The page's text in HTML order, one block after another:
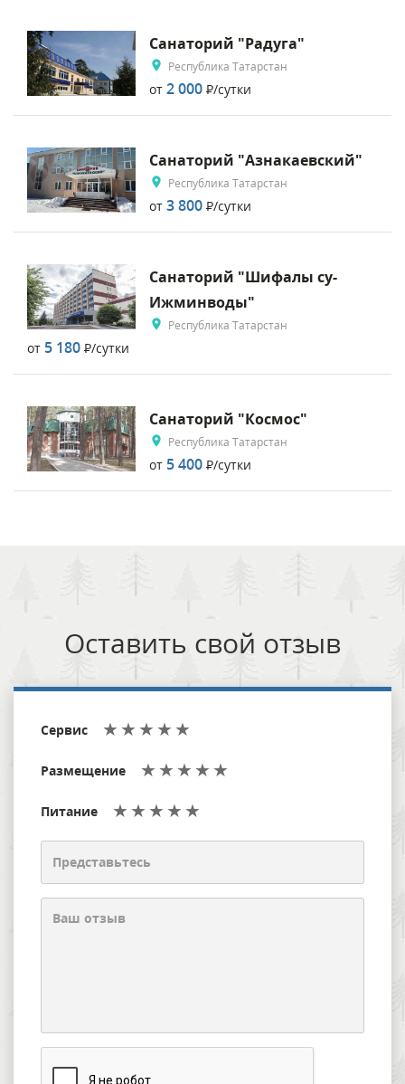
Санаторий "Радуга"
Республика Татарстан
от 2 000 Р/сутки
Санаторий "Азнакаевский"
Республика Татарстан
от 3 800 Р/сутки
Санаторий "Шифалы су-
Ижминводы"
Республика Татарстан
от 5 180 Р/сутки
Санаторий "Космос"
Республика Татарстан
от 5 400 Р/сутки
Оставить свой отзыв
Сервис
Размещение
Питание